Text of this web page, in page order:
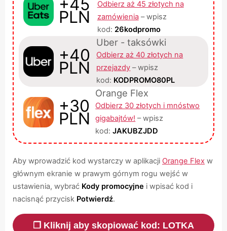
+45
PLN
Odbierz aż 45 złotych na
zamówienia– wpisz
kod: 26kodpromo
+40
PLN
Uber - taksówki
Odbierz aż 40 złotych na
przejazdy – wpisz
kod: KODPROMO80PL
+30
PLN
Orange Flex
Odbierz 30 złotych i mnóstwo
gigabajtów! – wpisz
kod:JAKUBZJDD
Aby wprowadzić kod wystarczy w aplikacji Orange Flex w
głównym ekranie w prawym górnym rogu wejść w
ustawienia, wybrać Kody promocyjne i wpisać kod i
nacisnąć przycisk Potwierdź.
❐ Kliknij aby skopiować kod: LOTKA